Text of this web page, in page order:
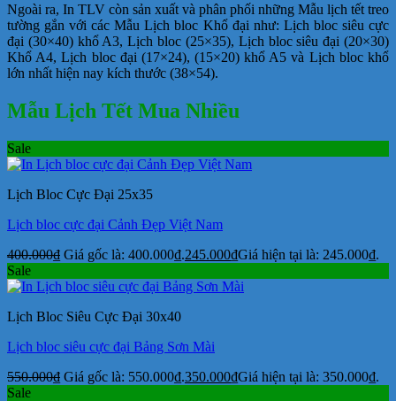
Ngoài ra, In TLV còn sản xuất và phân phối những Mẫu lịch tết treo
tường gắn với các Mẫu Lịch bloc Khổ đại như: Lịch bloc siêu cực
đại (30×40) khổ A3, Lịch bloc (25×35), Lịch bloc siêu đại (20×30)
Khổ A4, Lịch bloc đại (17×24), (15×20) khổ A5 và Lịch bloc khổ
lớn nhất hiện nay kích thước (38×54).
Mẫu Lịch Tết Mua Nhiều
Sale
Lịch Bloc Cực Đại 25x35
Lịch bloc cực đại Cảnh Đẹp Việt Nam
400.000₫ Giá gốc là: 400.000₫.245.000₫Giá hiện tại là: 245.000₫.
Sale
Lịch Bloc Siêu Cực Đại 30x40
Lịch bloc siêu cực đại Bảng Sơn Mài
550.000₫ Giá gốc là: 550.000₫.350.000₫Giá hiện tại là: 350.000₫.
Sale